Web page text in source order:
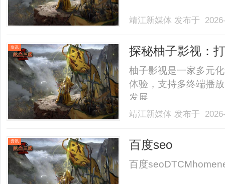
靖江新媒体 发布于
资讯 探秘柚子影视：
柚子影视是一家多元
体验，支持多终端播
发展。......
靖江新媒体 发布于
资讯 百度seo
百度